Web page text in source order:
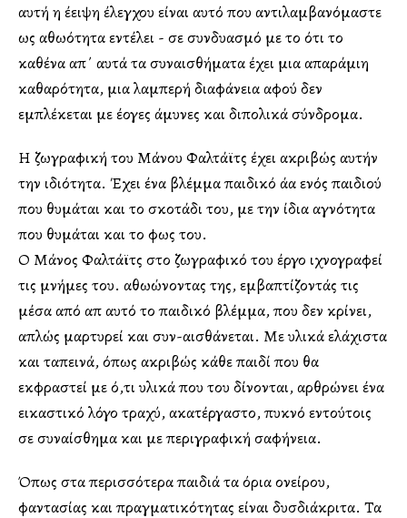
αυτή η έλλειψη έλεγχου είναι αυτό που αντιλαμβανόμαστε
ως αθωότητα εντέλει - σε συνδυασμό με το ότι το
καθένα απ΄ αυτά τα συναισθήματα έχει μια απαράμιλλη
καθαρότητα, μια λαμπερή διαφάνεια αφού δεν
εμπλέκεται με έλλογες άμυνες και διπολικά σύνδρομα.
Η ζωγραφική του Μάνου Φαλτάϊτς έχει ακριβώς αυτήν
την ιδιότητα. Έχει ένα βλέμμα παιδικό άλλα ενός παιδιού
που θυμάται και το σκοτάδι του, με την ίδια αγνότητα
που θυμάται και το φως του.
Ο Μάνος Φαλτάϊτς στο ζωγραφικό του έργο ιχνογραφεί
τις μνήμες του. αθωώνοντας της, εμβαπτίζοντάς τις
μέσα από απ αυτό το παιδικό βλέμμα, που δεν κρίνει,
απλώς μαρτυρεί και συν-αισθάνεται. Με υλικά ελάχιστα
και ταπεινά, όπως ακριβώς κάθε παιδί που θα
εκφραστεί με ό,τι υλικά που του δίνονται, αρθρώνει ένα
εικαστικό λόγο τραχύ, ακατέργαστο, πυκνό εντούτοις
σε συναίσθημα και με περιγραφική σαφήνεια.
Όπως στα περισσότερα παιδιά τα όρια ονείρου,
φαντασίας και πραγματικότητας είναι δυσδιάκριτα. Τα